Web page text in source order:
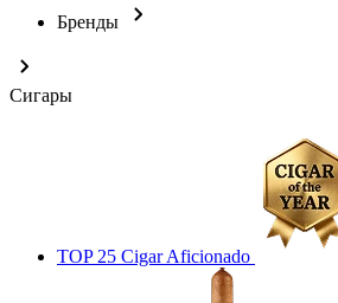
Бренды
Сигары
TOP 25 Cigar Aficionado